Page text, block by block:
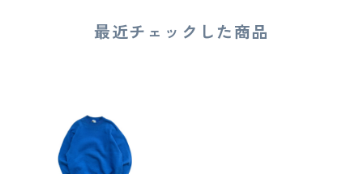
最近チェックした商品